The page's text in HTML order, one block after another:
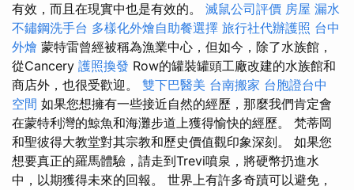
有效，而且在現實中也是有效的。 滅鼠公司評價 房屋 漏水
不鏽鋼洗手台 多樣化外燴自助餐選擇 旅行社代辦護照 台中
外燴 蒙特雷曾經被稱為漁業中心，但如今，除了水族館，
從Cancery 護照換發 Row的罐裝罐頭工廠改建的水族館和
商店外，也很受歡迎。 雙下巴醫美 台南搬家 台胞證台中
空間 如果您想擁有一些接近自然的經歷，那麼我們肯定會
在蒙特利灣的鯨魚和海灘步道上獲得愉快的經歷。 梵蒂岡
和聖彼得大教堂對其宗教和歷史價值觀印象深刻。 如果您
想要真正的羅馬體驗，請走到Trevi噴泉，將硬幣扔進水
中，以期獲得未來的回報。 世界上有許多奇蹟可以避免，